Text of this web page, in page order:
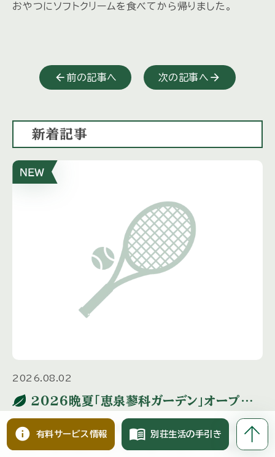
おやつにソフトクリームを食べてから帰りました。
前の記事へ 次の記事へ
新着記事
2026.08.02
２０２６晩夏「恵泉蓼科ガーデン」オープン
ガーデンのご案内
『恵泉蓼科ガーデン』晩夏のオープンガーデンが開催され
ます。 ～蓼科高原の短い夏を 精一杯生きている植物の
info 有料サービス情報 menu_book 別荘生活の手引き